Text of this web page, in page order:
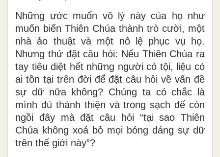
Những ước muốn vô lý này của họ như
muốn biến Thiên Chúa thành trò cười, một
nhà ảo thuật và một nô lệ phục vụ họ.
Nhưng thử đặt câu hỏi: Nếu Thiên Chúa ra
tay tiêu diệt hết những người có tội, liệu có
ai tồn tại trên đời để đặt câu hỏi về vấn đề
sự dữ nữa không? Chúng ta có chắc là
mình đủ thánh thiện và trong sạch để còn
ngồi đây mà đặt câu hỏi “tại sao Thiên
Chúa không xoá bỏ mọi bóng dáng sự dữ
trên thế giới này”?